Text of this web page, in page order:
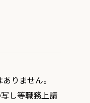
りません。
し等職務上請